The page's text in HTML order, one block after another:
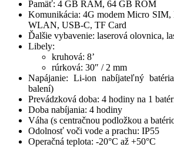
Pamäť: 4 GB RAM, 64 GB ROM
Komunikácia: 4G modem Micro SIM,
WLAN, USB-C, TF Card
Ďalšie vybavenie: laserová olovnica,
Libely:
kruhová: 8’
rúrková: 30″ / 2 mm
Napájanie: Li-ion nabíjateľný
balení)
Prevádzková doba: 4 hodiny na 1
Doba nabíjania: 4 hodiny
Váha (s centračnou podložkou a
Odolnosť voči vode a prachu: IP55
Operačná teplota: -20°C až +50°C